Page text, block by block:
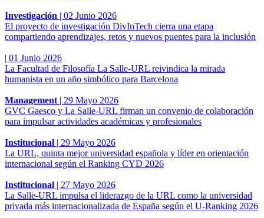
Investigación | 02 Junio 2026
El proyecto de investigación DivInTech cierra una etapa
compartiendo aprendizajes, retos y nuevos puentes para la inclusión
| 01 Junio 2026
La Facultad de Filosofía La Salle-URL reivindica la mirada
humanista en un año simbólico para Barcelona
Management | 29 Mayo 2026
GVC Gaesco y La Salle-URL firman un convenio de colaboración
para impulsar actividades académicas y profesionales
Institucional | 29 Mayo 2026
La URL, quinta mejor universidad española y líder en orientación
internacional según el Ranking CYD 2026
Institucional | 27 Mayo 2026
La Salle-URL impulsa el liderazgo de la URL como la universidad
privada más internacionalizada de España según el U-Ranking 2026